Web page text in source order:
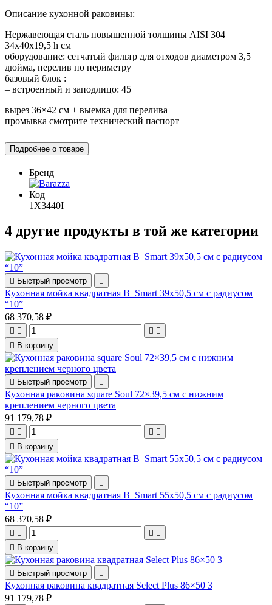
Описание кухонной раковины:
Нержавеющая сталь повышенной толщины AISI 304
34x40x19,5 h см
оборудование: сетчатый фильтр для отходов диаметром 3,5
дюйма, перелив по периметру
базовый блок :
– встроенный и заподлицо: 45
вырез 36×42 см + выемка для перелива
промывка смотрите технический паспорт
Подробнее о товаре
Бренд
Код
1X3440I
4 другие продукты в той же категории
 Быстрый просмотр 
Кухонная мойка квадратная B_Smart 39x50,5 см с радиусом
“10”
68 370,58 ₽
   
 В корзину
 Быстрый просмотр 
Кухонная раковина square Soul 72×39,5 см с нижним
креплением черного цвета
91 179,78 ₽
   
 В корзину
 Быстрый просмотр 
Кухонная мойка квадратная B_Smart 55x50,5 см с радиусом
“10”
68 370,58 ₽
   
 В корзину
 Быстрый просмотр 
Кухонная раковина квадратная Select Plus 86×50 3
91 179,78 ₽